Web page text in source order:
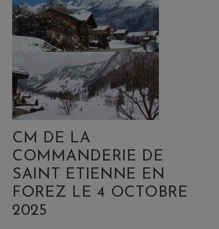
CM DE LA
COMMANDERIE DE
SAINT ETIENNE EN
FOREZ LE 4 OCTOBRE
2025